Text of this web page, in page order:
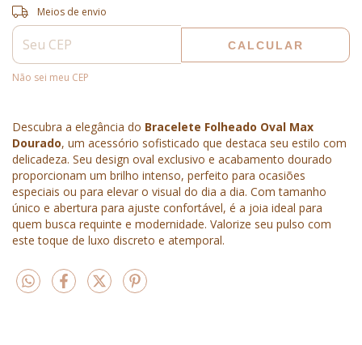
Entregas para o CEP:
Meios de envio
CALCULAR
Não sei meu CEP
Descubra a elegância do Bracelete Folheado Oval Max
Dourado, um acessório sofisticado que destaca seu estilo com
delicadeza. Seu design oval exclusivo e acabamento dourado
proporcionam um brilho intenso, perfeito para ocasiões
especiais ou para elevar o visual do dia a dia. Com tamanho
único e abertura para ajuste confortável, é a joia ideal para
quem busca requinte e modernidade. Valorize seu pulso com
este toque de luxo discreto e atemporal.